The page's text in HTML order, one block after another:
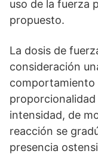
uso de la fuerza
propuesto.
La dosis de
consideración
comportamiento
intensidad, de
reacción se
presencia